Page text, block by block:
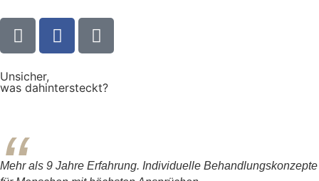
Unsicher,
was dahintersteckt?
Mehr als 9 Jahre Erfahrung. Individuelle Behandlungskonzepte